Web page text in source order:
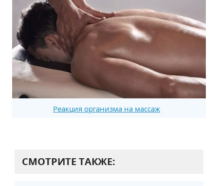
Реакция организма на массаж
СМОТРИТЕ ТАКЖЕ: